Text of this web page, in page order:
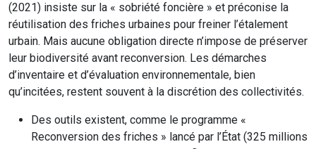
(2021) insiste sur la « sobriété foncière » et préconise la
réutilisation des friches urbaines pour freiner l’étalement
urbain. Mais aucune obligation directe n’impose de préserver
leur biodiversité avant reconversion. Les démarches
d’inventaire et d’évaluation environnementale, bien
qu’incitées, restent souvent à la discrétion des collectivités.
Des outils existent, comme le programme «
Reconversion des friches » lancé par l’État (325 millions